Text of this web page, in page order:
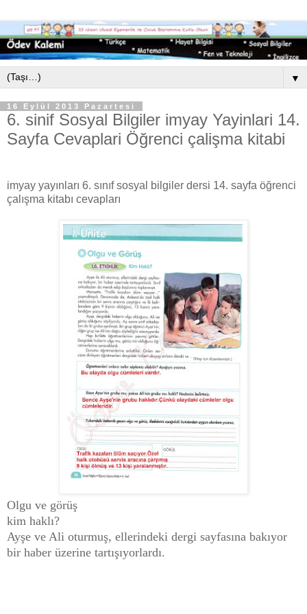
▼
16 Eylül 2013 Pazartesi
6. sinif Sosyal Bilgiler imyay Yayinlari 14.
Sayfa Cevaplari Öğrenci çalişma kitabi
imyay yayınları 6. sınıf sosyal bilgiler dersi 14. sayfa öğrenci
çalışma kitabı cevapları
Olgu ve görüş
kim haklı?
Ayşe ve Ali oturmuş, ellerindeki dergi sayfasına bakıyor
bir haber üzerine tartışıyorlardı.